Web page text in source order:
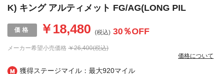
獲得ステージマイル：最大920マイル
K) キング アルティメット FG/AG(LONG PIL
メーカー希望小売価格 ￥26,400(税込)
￥18,480 (税込) 30％OFF
価格について